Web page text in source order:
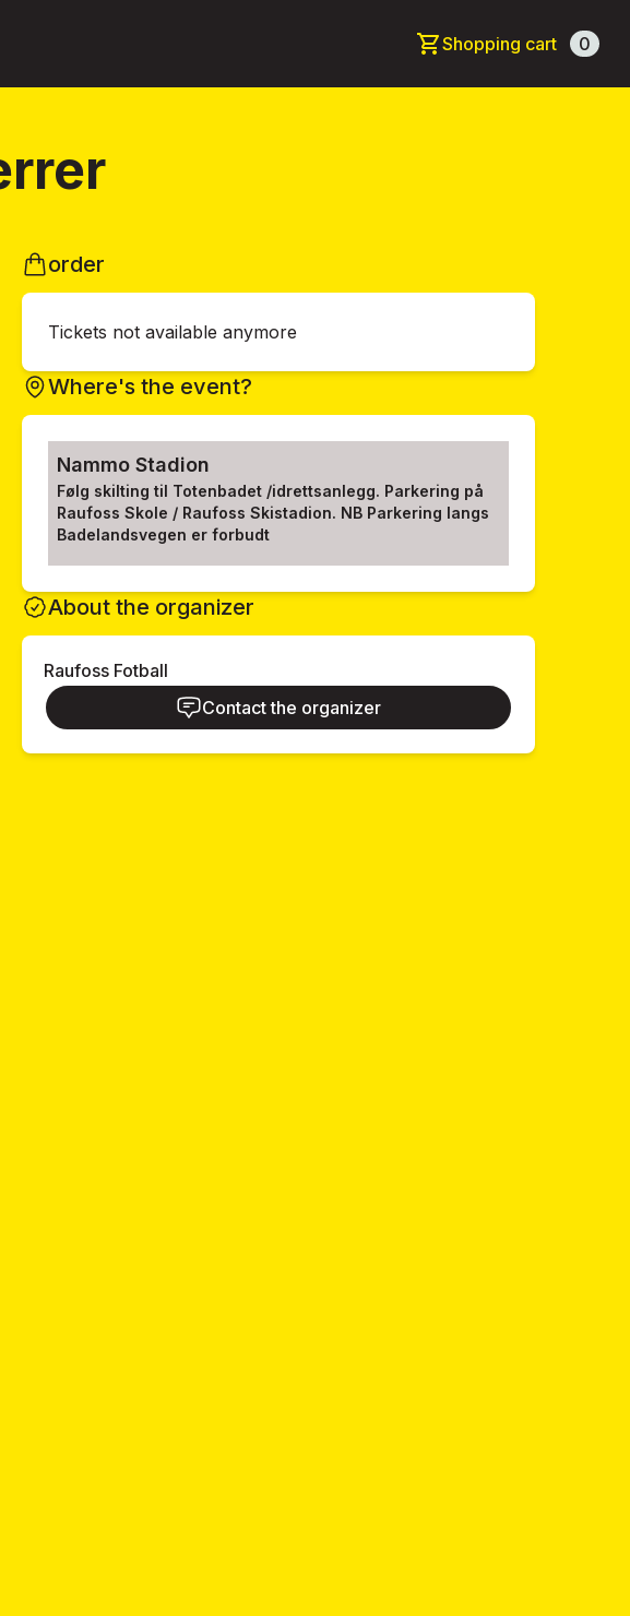
Shopping cart 0
order
Tickets not available anymore
Where's the event?
Nammo Stadion
Følg skilting til Totenbadet /idrettsanlegg. Parkering på
Raufoss Skole / Raufoss Skistadion. NB Parkering langs
Badelandsvegen er forbudt
About the organizer
Raufoss Fotball
Contact the organizer